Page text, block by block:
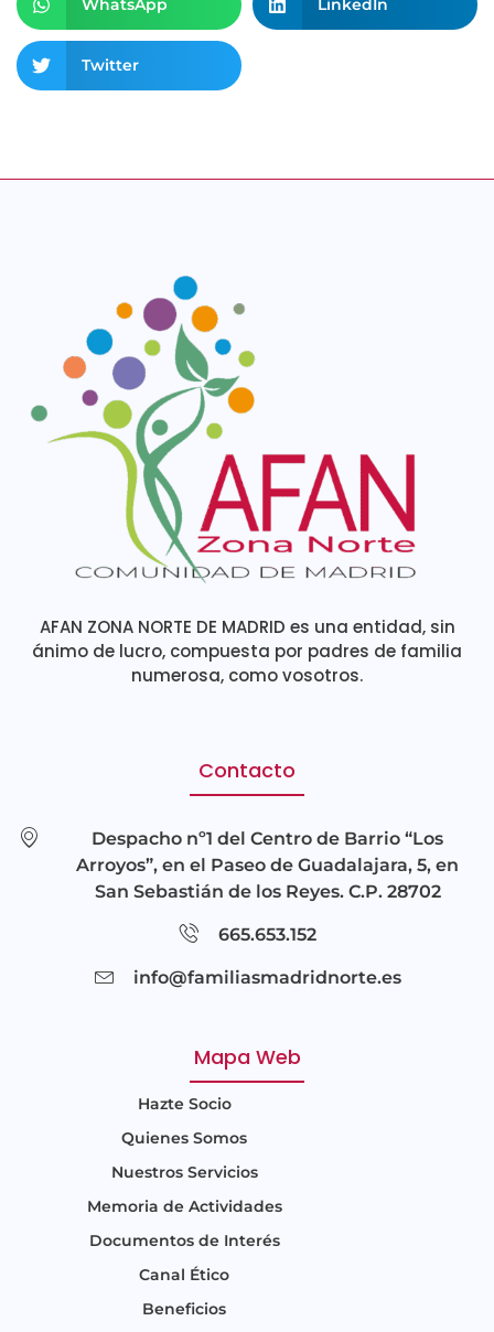
WhatsApp LinkedIn
Twitter
AFAN ZONA NORTE DE MADRID es una entidad, sin
ánimo de lucro, compuesta por padres de familia
numerosa, como vosotros.
Contacto
Despacho nº1 del Centro de Barrio “Los
Arroyos”, en el Paseo de Guadalajara, 5, en
San Sebastián de los Reyes. C.P. 28702
665.653.152
info@familiasmadridnorte.es
Mapa Web
Hazte Socio
Quienes Somos
Nuestros Servicios
Memoria de Actividades
Documentos de Interés
Canal Ético
Beneficios